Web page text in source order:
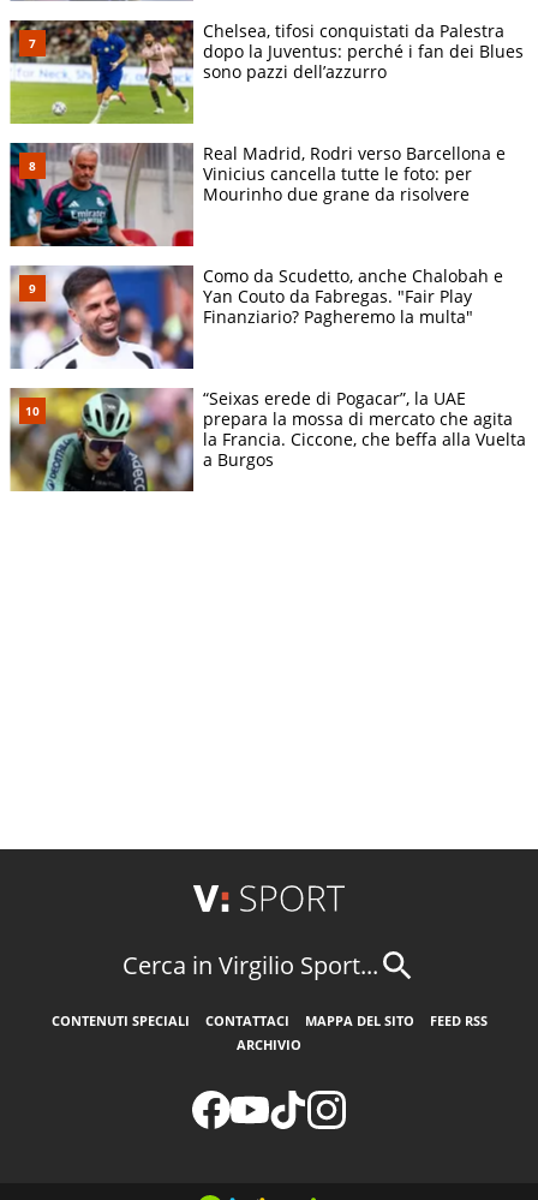
Chelsea, tifosi conquistati da Palestra
dopo la Juventus: perché i fan dei Blues
sono pazzi dell’azzurro
Real Madrid, Rodri verso Barcellona e
Vinicius cancella tutte le foto: per
Mourinho due grane da risolvere
Como da Scudetto, anche Chalobah e
Yan Couto da Fabregas. "Fair Play
Finanziario? Pagheremo la multa"
“Seixas erede di Pogacar”, la UAE
prepara la mossa di mercato che agita
la Francia. Ciccone, che beffa alla Vuelta
a Burgos
Cerca in Virgilio Sport...
CONTENUTI SPECIALI CONTATTACI MAPPA DEL SITO
FEED RSS
ARCHIVIO